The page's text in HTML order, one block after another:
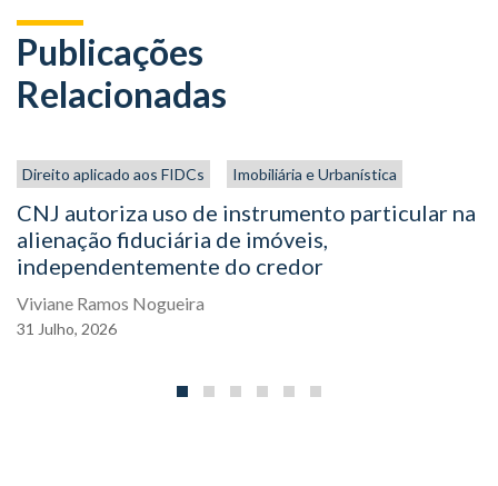
Publicações
Relacionadas
Direito aplicado aos FIDCs Imobiliária e Urbanística
CNJ autoriza uso de instrumento particular na
alienação fiduciária de imóveis,
independentemente do credor
Viviane Ramos Nogueira
31 Julho, 2026